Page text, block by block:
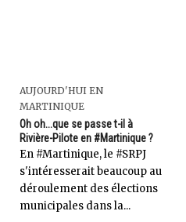
AUJOURD'HUI EN
MARTINIQUE
Oh oh...que se passe t-il à
Rivière-Pilote en #Martinique ?
En #Martinique, le #SRPJ
s'intéresserait beaucoup au
déroulement des élections
municipales dans la...